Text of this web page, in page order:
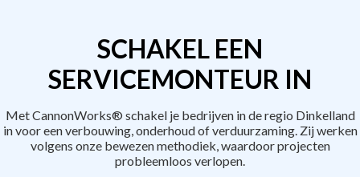
SCHAKEL EEN
SERVICEMONTEUR IN
Met CannonWorks® schakel je bedrijven in de regio Dinkelland
in voor een verbouwing, onderhoud of verduurzaming. Zij werken
volgens onze bewezen methodiek, waardoor projecten
probleemloos verlopen.